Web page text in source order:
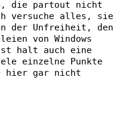
die partout nicht
versuche alles, sie
der Unfreiheit, den
von Windows
halt auch eine
einzelne Punkte
hier gar nicht